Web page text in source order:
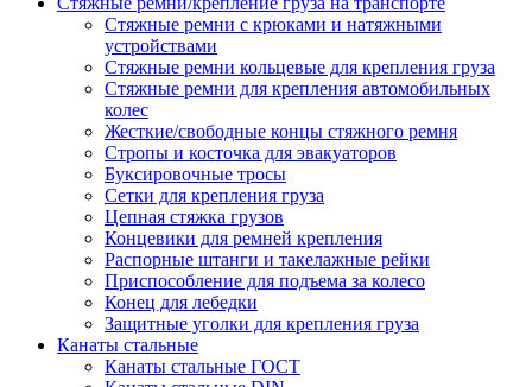
Стяжные ремни с крюками и натяжными
устройствами
Стяжные ремни кольцевые для крепления груза
Стяжные ремни для крепления автомобильных
колес
Жесткие/свободные концы стяжного ремня
Стропы и косточка для эвакуаторов
Буксировочные тросы
Сетки для крепления груза
Цепная стяжка грузов
Концевики для ремней крепления
Распорные штанги и такелажные рейки
Приспособление для подъема за колесо
Конец для лебедки
Защитные уголки для крепления груза
Канаты стальные
Канаты стальные ГОСТ